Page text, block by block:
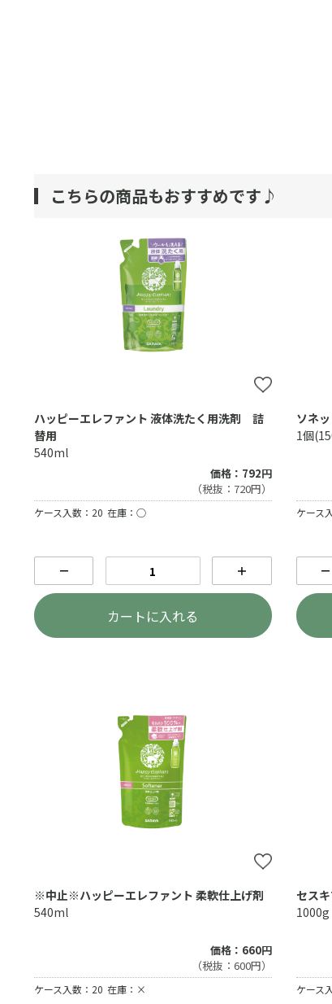
こちらの商品もおすすめです♪
ハッピーエレファント 液体洗たく用洗剤 詰
替用
540ml
価格：792円
（税抜：720円）
ケース入数：20 在庫：○
－ ＋
カートに入れる
ソネ
1個
ケース
－
※中止※ハッピーエレファント 柔軟仕上げ剤
540ml
価格：660円
（税抜：600円）
ケース入数：20 在庫：×
セス
1000g
ケース